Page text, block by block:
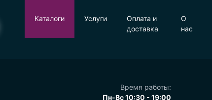
Каталоги Услуги
Оплата и
доставка
О
нас
Время работы:
Пн-Вс 10:30 - 19:00